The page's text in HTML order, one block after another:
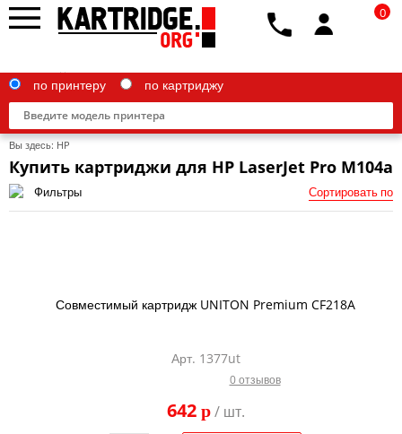
по принтеру по картриджу
0
Вы здесь: HP
Купить картриджи для HP LaserJet Pro M104a
Фильтры Сортировать по
Совместимый картридж UNITON Premium CF218A
Арт. 1377ut
0 отзывов
642 p/ шт.